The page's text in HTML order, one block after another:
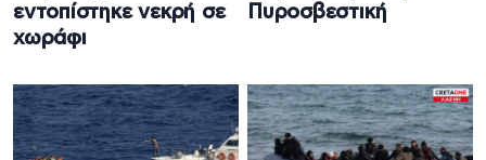
εντοπίστηκε νεκρή σε
χωράφι
Πυροσβεστική